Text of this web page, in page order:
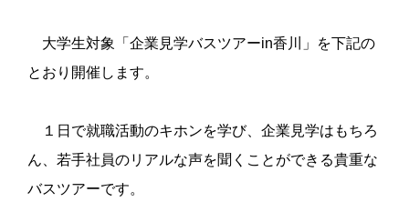
大学生対象「企業見学バスツアーin香川」を下記の
とおり開催します。
１日で就職活動のキホンを学び、企業見学はもちろ
ん、若手社員のリアルな声を聞くことができる貴重な
バスツアーです。